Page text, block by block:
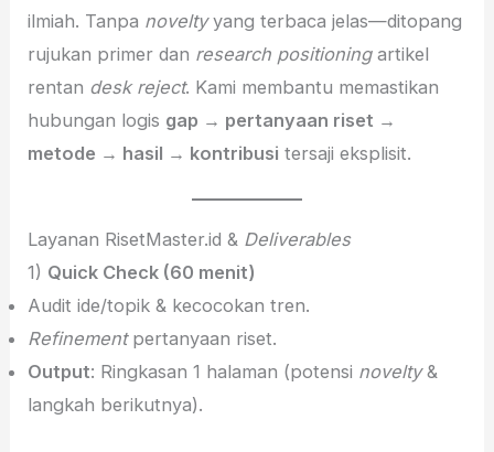
ilmiah. Tanpa noveltyyang terbaca jelas—ditopang
rujukan primer dan research positioningartikel
rentan desk reject. Kami membantu memastikan
hubungan logis gap → pertanyaan riset →
metode → hasil → kontribusi tersaji eksplisit.
Layanan RisetMaster.id & Deliverables
1) Quick Check (60 menit)
Audit ide/topik & kecocokan tren.
Refinementpertanyaan riset.
Output: Ringkasan 1 halaman (potensi novelty&
langkah berikutnya).